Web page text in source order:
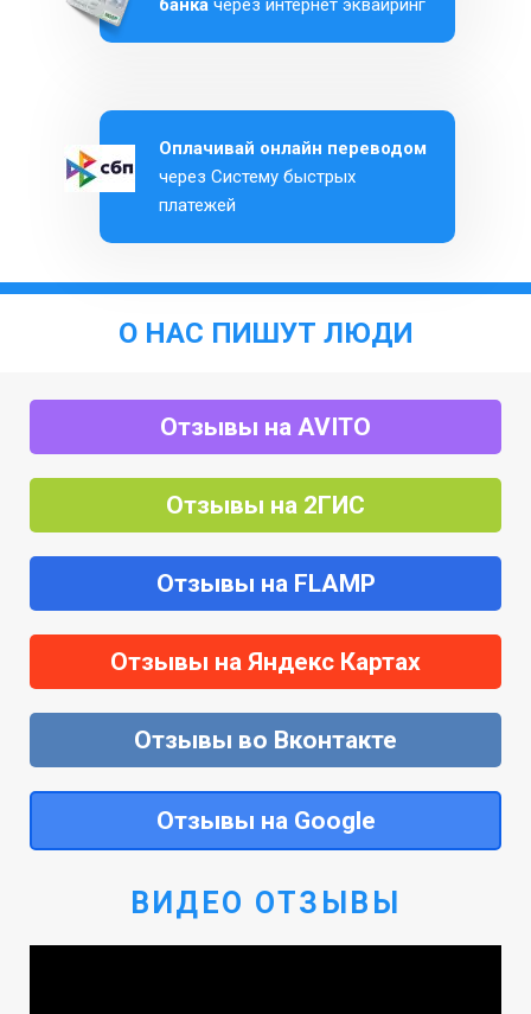
Оплачивай онлайн переводом
через Систему быстрых
платежей
О НАС ПИШУТ ЛЮДИ
Отзывы на AVITO
Отзывы на 2ГИС
Отзывы на FLAMP
Отзывы на Яндекс Картах
Отзывы во Вконтакте
Отзывы на Google
ВИДЕО ОТЗЫВЫ